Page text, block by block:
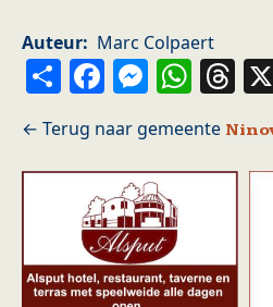
Auteur Marc Colpaert
ShareFacebook